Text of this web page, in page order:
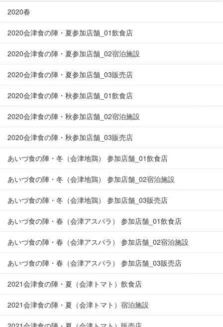
2020春
2020会津食の陣・夏参加店舗_01飲食店
2020会津食の陣・夏参加店舗_02宿泊施設
2020会津食の陣・夏参加店舗_03販売店
2020会津食の陣・秋参加店舗_01飲食店
2020会津食の陣・秋参加店舗_02宿泊施設
2020会津食の陣・秋参加店舗_03販売店
あいづ食の陣・冬（会津地鶏） 参加店舗_01飲食店
あいづ食の陣・冬（会津地鶏） 参加店舗_02宿泊施設
あいづ食の陣・冬（会津地鶏） 参加店舗_03販売店
あいづ食の陣・春（会津アスパラ） 参加店舗_01飲食店
あいづ食の陣・春（会津アスパラ） 参加店舗_02宿泊施設
あいづ食の陣・春（会津アスパラ） 参加店舗_03販売店
2021会津食の陣・夏（会津トマト）飲食店
2021会津食の陣・夏（会津トマト）宿泊施設